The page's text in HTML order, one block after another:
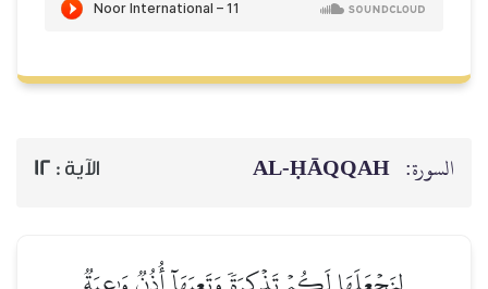
السورة: AL‑ḤĀQQAH الآية : 12